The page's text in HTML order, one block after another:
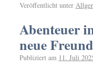
Veröffentlicht unter
Abenteuer
neue
Publiziert am 11. Juli